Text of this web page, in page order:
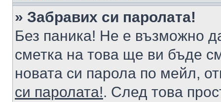
» Забравих си паролата!
Без паника! Не е възможно
сметка на това ще ви бъде
новата си парола по мейл,
си паролата!. След това